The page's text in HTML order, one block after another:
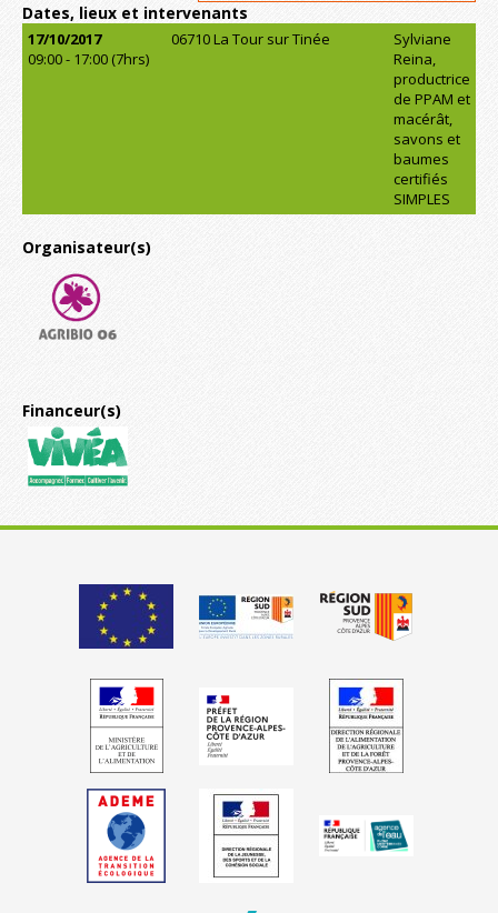
Dates, lieux et intervenants
17/10/2017
09:00 - 17:00 (7hrs)
06710 La Tour sur Tinée
Sylviane
Reina,
productrice
de PPAM et
macérât,
savons et
baumes
certifiés
SIMPLES
Organisateur(s)
Financeur(s)